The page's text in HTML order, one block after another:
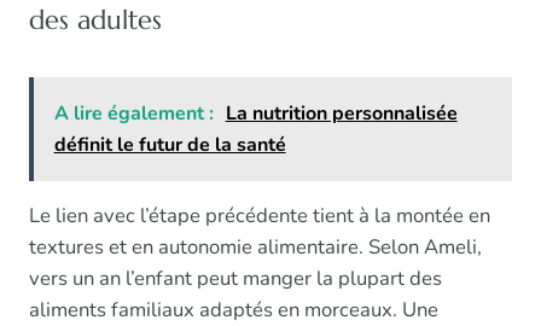
des adultes
A lire également : La nutrition personnalisée
définit le futur de la santé
Le lien avec l’étape précédente tient à la montée en
textures et en autonomie alimentaire. Selon Ameli,
vers un an l’enfant peut manger la plupart des
aliments familiaux adaptés en morceaux. Une